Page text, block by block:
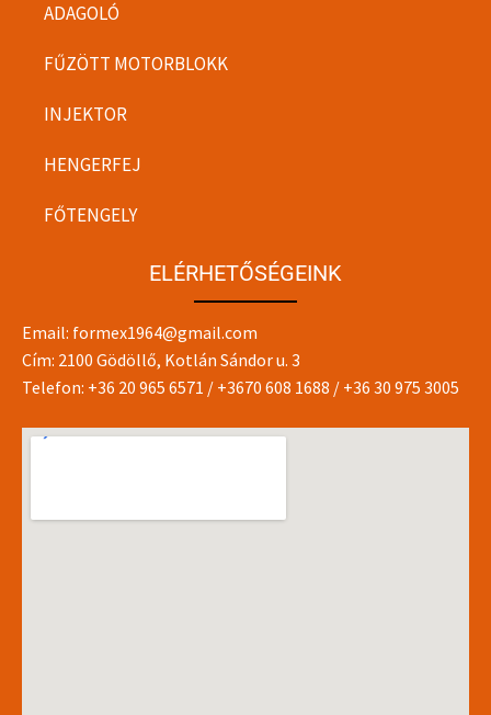
ADAGOLÓ
FŰZÖTT MOTORBLOKK
INJEKTOR
HENGERFEJ
FŐTENGELY
ELÉRHETŐSÉGEINK
Email: formex1964@gmail.com
Cím: 2100 Gödöllő, Kotlán Sándor u. 3
Telefon: +36 20 965 6571 / +3670 608 1688 / +36 30 975 3005